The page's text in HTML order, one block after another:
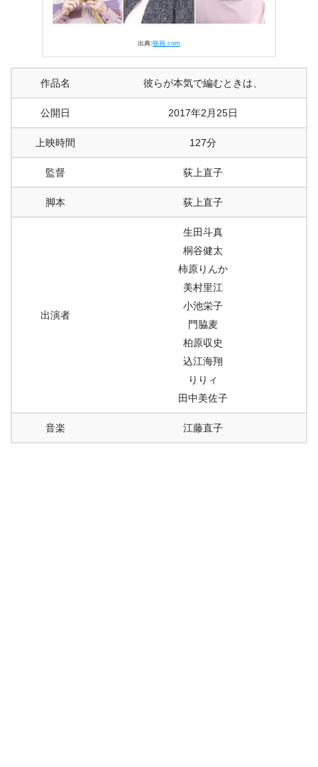
出典:映画.com
作品名 彼らが本気で編むときは、
公開日 2017年2月25日
上映時間 127分
監督 荻上直子
脚本 荻上直子
出演者
生田斗真
桐谷健太
柿原りんか
美村里江
小池栄子
門脇麦
柏原収史
込江海翔
りりィ
田中美佐子
音楽 江藤直子